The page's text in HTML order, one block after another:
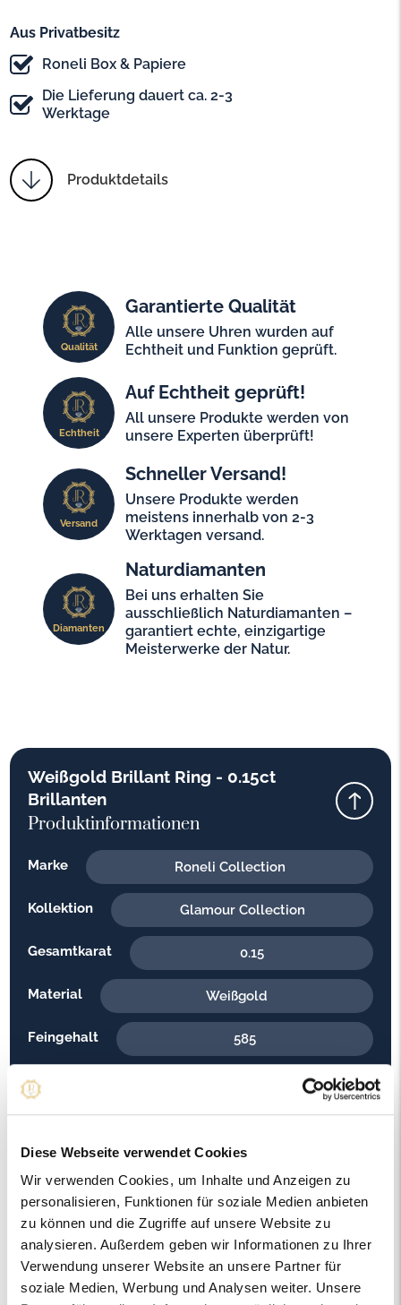
Diese Webseite verwendet Cookies
Wir verwenden Cookies, um Inhalte und Anzeigen zu
personalisieren, Funktionen für soziale Medien anbieten
zu können und die Zugriffe auf unsere Website zu
analysieren. Außerdem geben wir Informationen zu Ihrer
Verwendung unserer Website an unsere Partner für
soziale Medien, Werbung und Analysen weiter. Unsere
Aus Privatbesitz
Roneli Box & Papiere
Die Lieferung dauert ca. 2-3
Werktage
Produktdetails
Qualität
Garantierte Qualität
Alle unsere Uhren wurden auf
Echtheit und Funktion geprüft.
Echtheit
Auf Echtheit geprüft!
All unsere Produkte werden von
unsere Experten überprüft!
Versand
Schneller Versand!
Unsere Produkte werden
meistens innerhalb von 2-3
Werktagen versand.
Diamanten
Naturdiamanten
Bei uns erhalten Sie
ausschließlich Naturdiamanten –
garantiert echte, einzigartige
Meisterwerke der Natur.
Weißgold Brillant Ring - 0.15ct
Brillanten
Produktinformationen
Marke Roneli Collection
Kollektion Glamour Collection
Gesamtkarat 0.15
Material Weißgold
Feingehalt 585
Gewicht
Edelsteinfarbe Diamant
Ringweite in mm 52
Artikelnummer 56673